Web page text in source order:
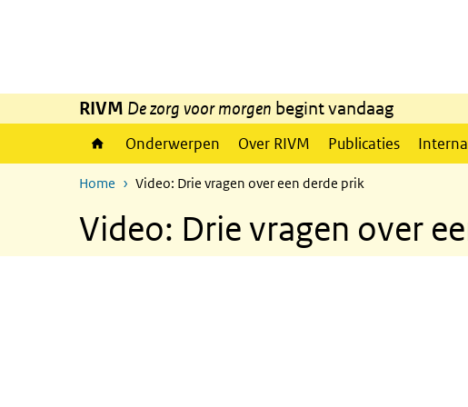
RIVM De zorg voor morgen begint vandaag
Onderwerpen Over RIVM Publicaties
Home Video: Drie vragen over een derde prik
Video: Drie vragen over